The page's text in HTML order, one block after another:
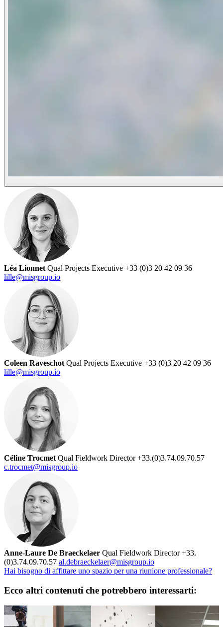
Léa Lionnet Qual Projects Executive +33 (0)3 20 42 09 36
lille@misgroup.io
Coleen Raveschot Qual Projects Executive +33 (0)3 20 42 09 36
lille@misgroup.io
Céline Trocmet Qual Fieldwork Director +33.(0)3.74.09.70.57
c.trocmet@misgroup.io
Anne-Laure De Braeckelaer Qual Fieldwork Director +33.
(0)3.74.09.70.57 al.debraeckelaer@misgroup.io
Hai bisogno di affittare uno spazio per una riunione professionale?
Ecco altri contenuti che potrebbero interessarti: